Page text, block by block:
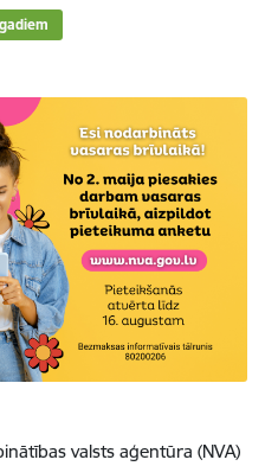
valsts aģentūra (NVA)